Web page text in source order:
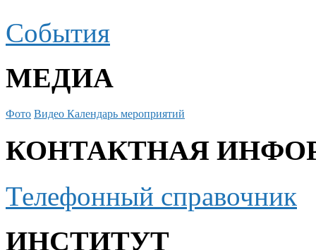
События
МЕДИА
Фото Видео Календарь мероприятий
КОНТАКТНАЯ
Телефонный справочник
ИНСТИТУТ